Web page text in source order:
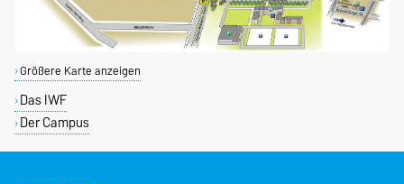
Größere Karte anzeigen
Das IWF
Der Campus